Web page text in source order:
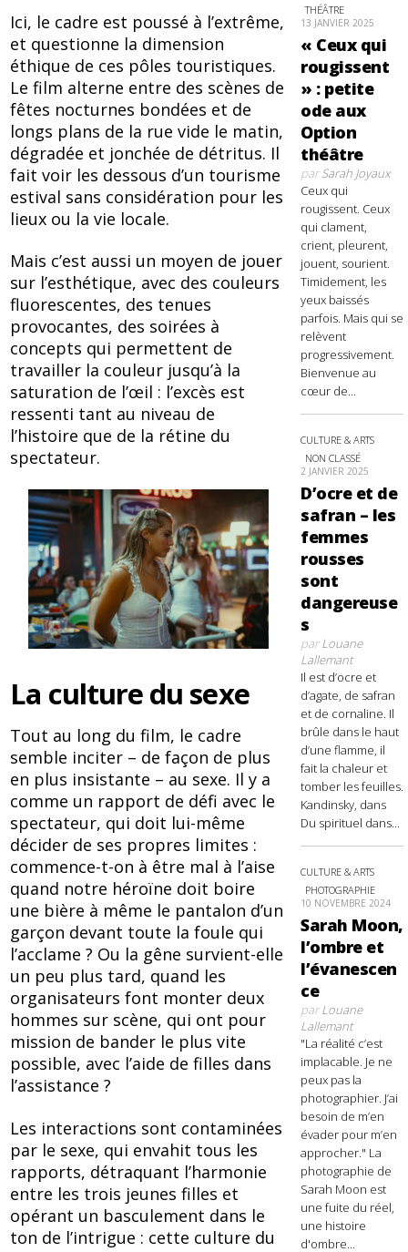
Ici, le cadre est poussé à l’extrême,
et questionne la dimension
éthique de ces pôles touristiques.
Le film alterne entre des scènes de
fêtes nocturnes bondées et de
longs plans de la rue vide le matin,
dégradée et jonchée de détritus. Il
fait voir les dessous d’un tourisme
estival sans considération pour les
lieux ou la vie locale.
Mais c’est aussi un moyen de jouer
sur l’esthétique, avec des couleurs
fluorescentes, des tenues
provocantes, des soirées à
concepts qui permettent de
travailler la couleur jusqu’à la
saturation de l’œil : l’excès est
ressenti tant au niveau de
l’histoire que de la rétine du
spectateur.
La culture du sexe
Tout au long du film, le cadre
semble inciter – de façon de plus
en plus insistante – au sexe. Il y a
comme un rapport de défi avec le
spectateur, qui doit lui-même
décider de ses propres limites :
commence-t-on à être mal à l’aise
quand notre héroïne doit boire
une bière à même le pantalon d’un
garçon devant toute la foule qui
l’acclame ? Ou la gêne survient-elle
un peu plus tard, quand les
organisateurs font monter deux
hommes sur scène, qui ont pour
mission de bander le plus vite
possible, avec l’aide de filles dans
l’assistance ?
Les interactions sont contaminées
par le sexe, qui envahit tous les
rapports, détraquant l’harmonie
entre les trois jeunes filles et
opérant un basculement dans le
ton de l’intrigue : cette culture du
THÉÂTRE
13 JANVIER 2025
« Ceux qui
rougissent
» : petite
ode aux
Option
théâtre
parSarah Joyaux
Ceux qui
rougissent. Ceux
qui clament,
crient, pleurent,
jouent, sourient.
Timidement, les
yeux baissés
parfois. Mais qui se
relèvent
progressivement.
Bienvenue au
cœur de...
CULTURE & ARTS
NON CLASSÉ
2 JANVIER 2025
D’ocre et de
safran – les
femmes
rousses
sont
dangereuse
s
parLouane
Lallemant
Il est d’ocre et
d’agate, de safran
et de cornaline. Il
brûle dans le haut
d’une flamme, il
fait la chaleur et
tomber les feuilles.
Kandinsky, dans
Du spirituel dans...
CULTURE & ARTS
PHOTOGRAPHIE
10 NOVEMBRE 2024
Sarah Moon,
l’ombre et
l’évanescen
ce
parLouane
Lallemant
"La réalité c’est
implacable. Je ne
peux pas la
photographier. J’ai
besoin de m’en
évader pour m’en
approcher." La
photographie de
Sarah Moon est
une fuite du réel,
une histoire
d'ombre...